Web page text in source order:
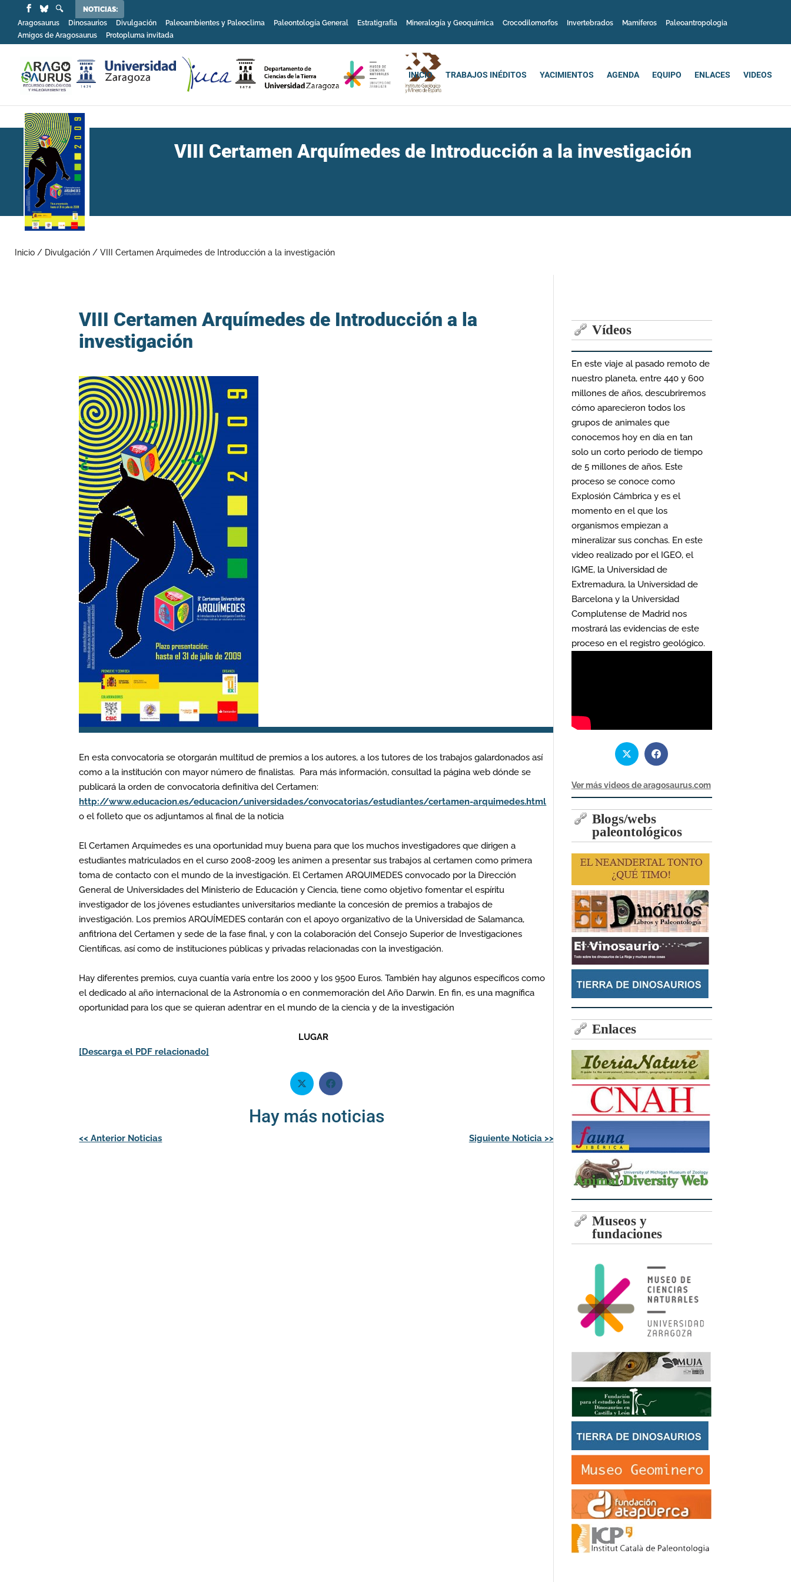
NOTICIAS:
Aragosaurus
Dinosaurios Divulgación Paleoambientes y Paleoclima Paleontología General Estratigrafía Mineralogía y Geoquímica Crocodilomorfos Invertebrados Mamiferos
Paleoantropologia
Amigos de Aragosaurus
Protopluma invitada
INICIO TRABAJOS INÉDITOS YACIMIENTOS AGENDA EQUIPO ENLACES VIDEOS
VIII Certamen Arquímedes de Introducción a la investigación
Inicio / Divulgación / VIII Certamen Arquímedes de Introducción a la investigación
VIII Certamen Arquímedes de Introducción a la
investigación
En esta convocatoria se otorgarán multitud de premios a los autores, a los tutores de los trabajos galardonados así
como a la institución con mayor número de finalistas. Para más información, consultad la página web dónde se
publicará la orden de convocatoria definitiva del Certamen:
http://www.educacion.es/educacion/universidades/convocatorias/estudiantes/certamen-arquimedes.html
o el folleto que os adjuntamos al final de la noticia
El Certamen Arquímedes es una oportunidad muy buena para que los muchos investigadores que dirigen a
estudiantes matriculados en el curso 2008-2009 les animen a presentar sus trabajos al certamen como primera
toma de contacto con el mundo de la investigación. El Certamen ARQUIMEDES convocado por la Dirección
General de Universidades del Ministerio de Educación y Ciencia, tiene como objetivo fomentar el espíritu
investigador de los jóvenes estudiantes universitarios mediante la concesión de premios a trabajos de
investigación. Los premios ARQUÍMEDES contarán con el apoyo organizativo de la Universidad de Salamanca,
anfitriona del Certamen y sede de la fase final, y con la colaboración del Consejo Superior de Investigaciones
Científicas, así como de instituciones públicas y privadas relacionadas con la investigación.
Hay diferentes premios, cuya cuantía varía entre los 2000 y los 9500 Euros. También hay algunos específicos como
el dedicado al año internacional de la Astronomía o en conmemoración del Año Darwin. En fin, es una magnífica
oportunidad para los que se quieran adentrar en el mundo de la ciencia y de la investigación
LUGAR
[Descarga el PDF relacionado]
Hay más noticias
Navegación
<<Anterior Noticias Siguiente Noticia >>
Vídeos
En este viaje al pasado remoto de
nuestro planeta, entre 440 y 600
millones de años, descubriremos
cómo aparecieron todos los
grupos de animales que
conocemos hoy en día en tan
solo un corto periodo de tiempo
de 5 millones de años. Este
proceso se conoce como
Explosión Cámbrica y es el
momento en el que los
organismos empiezan a
mineralizar sus conchas. En este
video realizado por el IGEO, el
IGME, la Universidad de
Extremadura, la Universidad de
Barcelona y la Universidad
Complutense de Madrid nos
mostrará las evidencias de este
proceso en el registro geológico.
Ver más videos de aragosaurus.com
Blogs/webs
paleontológicos
Enlaces
Museos y
fundaciones